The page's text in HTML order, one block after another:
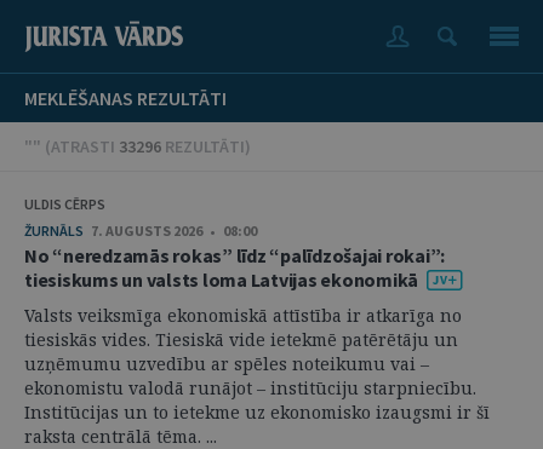
MEKLĒŠANAS REZULTĀTI
"" (ATRASTI 33296 REZULTĀTI)
ULDIS CĒRPS
ŽURNĀLS 7. AUGUSTS 2026 • 08:00
No “neredzamās rokas” līdz “palīdzošajai rokai”:
tiesiskums un valsts loma Latvijas ekonomikā
Valsts veiksmīga ekonomiskā attīstība ir atkarīga no
tiesiskās vides. Tiesiskā vide ietekmē patērētāju un
uzņēmumu uzvedību ar spēles noteikumu vai –
ekonomistu valodā runājot – institūciju starpniecību.
Institūcijas un to ietekme uz ekonomisko izaugsmi ir šī
raksta centrālā tēma. ...